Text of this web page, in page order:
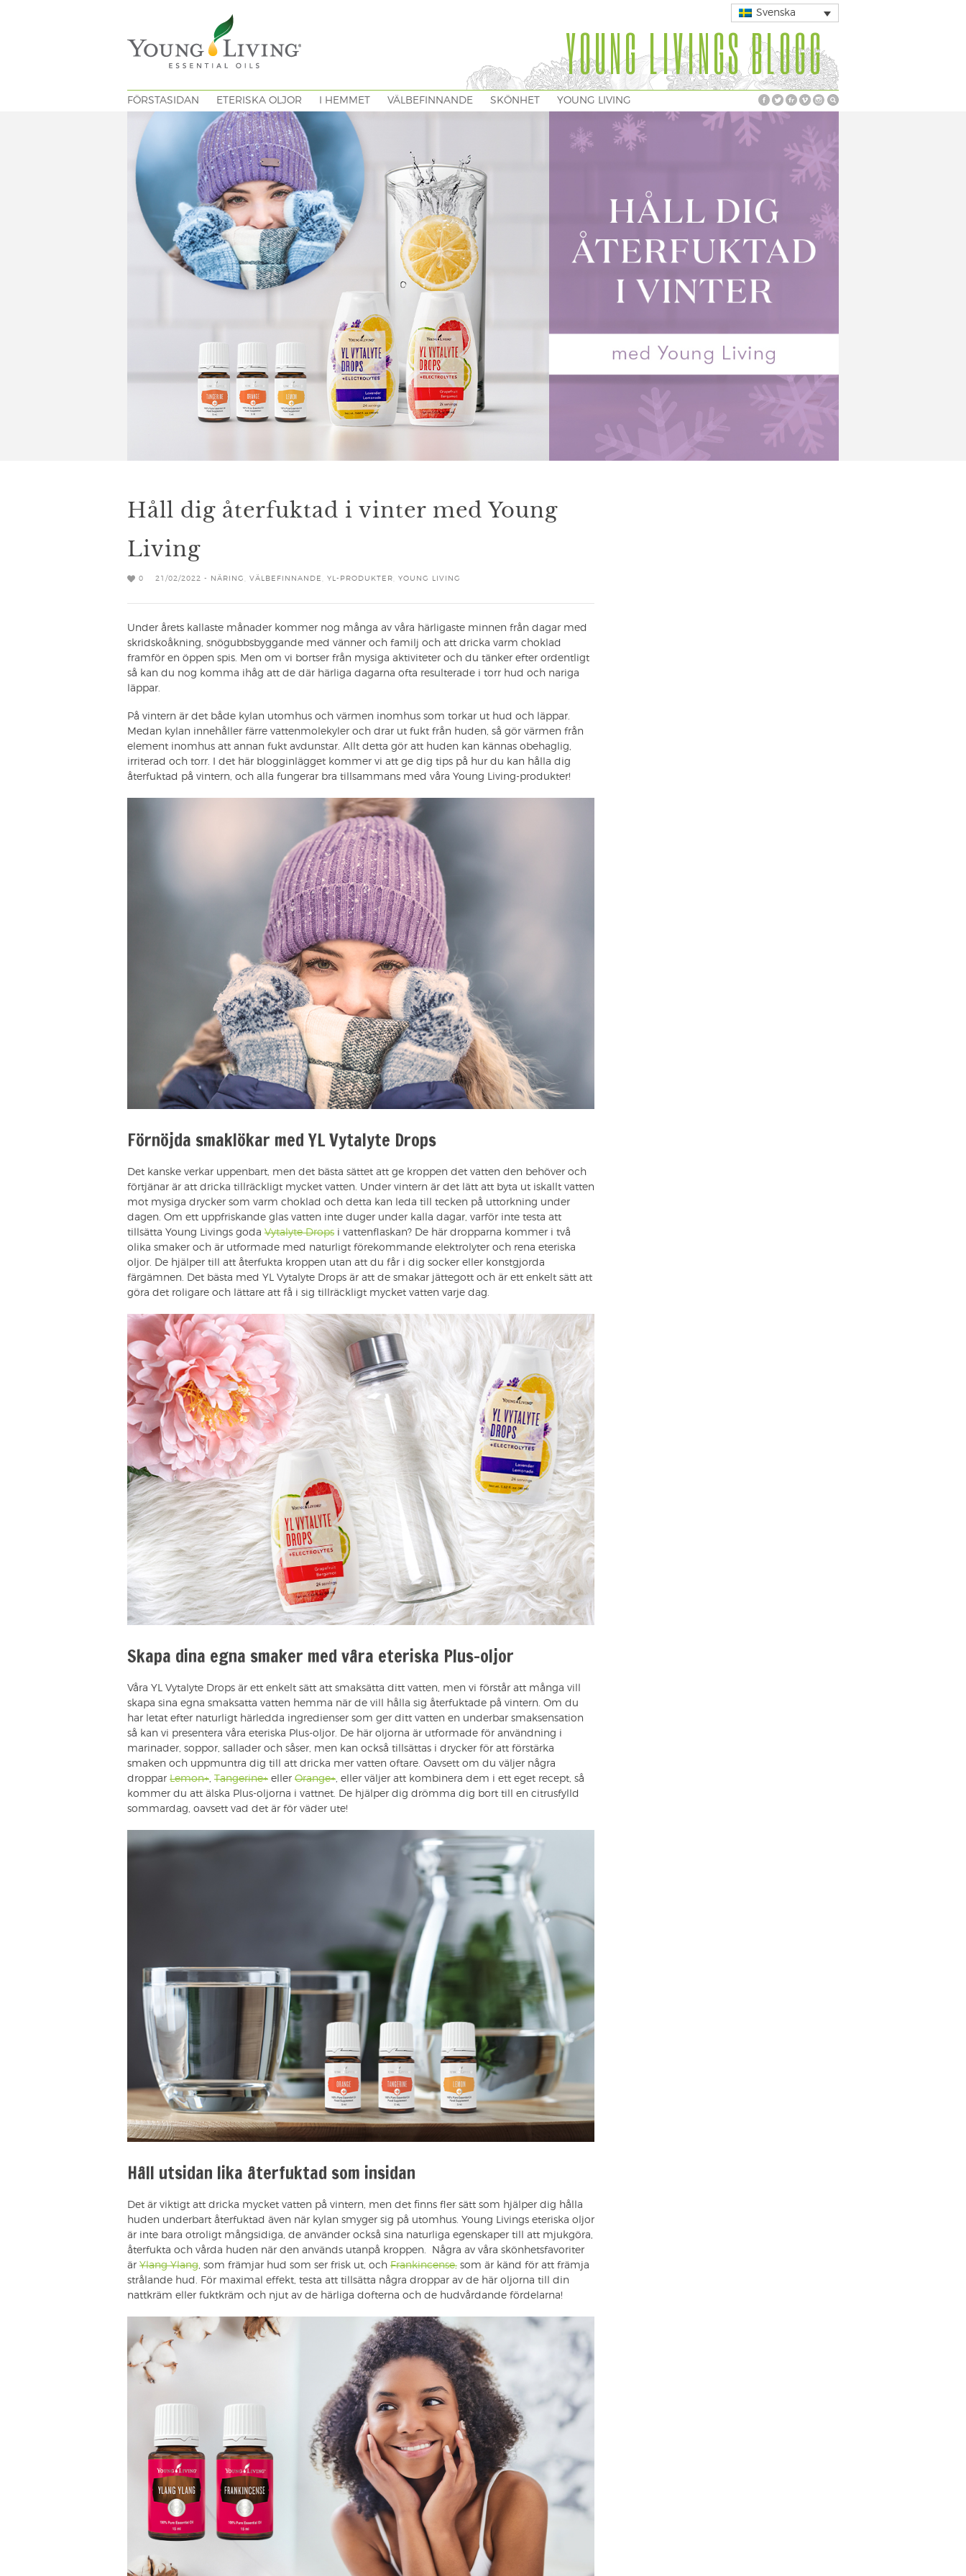
Svenska
YOUNG LIVINGS BLOGG
FÖRSTASIDAN ETERISKA OLJOR I HEMMET VÄLBEFINNANDE SKÖNHET YOUNG LIVING
Håll dig återfuktad i vinter med Young
Living
0 21/02/2022 - NÄRING VÄLBEFINNANDE YL-PRODUKTER YOUNG LIVING
Under årets kallaste månader kommer nog många av våra härligaste minnen från dagar med
skridskoåkning, snögubbsbyggande med vänner och familj och att dricka varm choklad
framför en öppen spis. Men om vi bortser från mysiga aktiviteter och du tänker efter ordentligt
så kan du nog komma ihåg att de där härliga dagarna ofta resulterade i torr hud och nariga
läppar.
På vintern är det både kylan utomhus och värmen inomhus som torkar ut hud och läppar.
Medan kylan innehåller färre vattenmolekyler och drar ut fukt från huden, så gör värmen från
element inomhus att annan fukt avdunstar. Allt detta gör att huden kan kännas obehaglig,
irriterad och torr. I det här blogginlägget kommer vi att ge dig tips på hur du kan hålla dig
återfuktad på vintern, och alla fungerar bra tillsammans med våra Young Living-produkter!
Förnöjda smaklökar med YL Vytalyte Drops
Det kanske verkar uppenbart, men det bästa sättet att ge kroppen det vatten den behöver och
förtjänar är att dricka tillräckligt mycket vatten. Under vintern är det lätt att byta ut iskallt vatten
mot mysiga drycker som varm choklad och detta kan leda till tecken på uttorkning under
dagen. Om ett uppfriskande glas vatten inte duger under kalla dagar, varför inte testa att
tillsätta Young Livings goda Vytalyte Drops i vattenflaskan? De här dropparna kommer i två
olika smaker och är utformade med naturligt förekommande elektrolyter och rena eteriska
oljor. De hjälper till att återfukta kroppen utan att du får i dig socker eller konstgjorda
färgämnen. Det bästa med YL Vytalyte Drops är att de smakar jättegott och är ett enkelt sätt att
göra det roligare och lättare att få i sig tillräckligt mycket vatten varje dag.
Skapa dina egna smaker med våra eteriska Plus-oljor
Våra YL Vytalyte Drops är ett enkelt sätt att smaksätta ditt vatten, men vi förstår att många vill
skapa sina egna smaksatta vatten hemma när de vill hålla sig återfuktade på vintern. Om du
har letat efter naturligt härledda ingredienser som ger ditt vatten en underbar smaksensation
så kan vi presentera våra eteriska Plus-oljor. De här oljorna är utformade för användning i
marinader, soppor, sallader och såser, men kan också tillsättas i drycker för att förstärka
smaken och uppmuntra dig till att dricka mer vatten oftare. Oavsett om du väljer några
droppar Lemon+, Tangerine+ eller Orange+, eller väljer att kombinera dem i ett eget recept, så
kommer du att älska Plus-oljorna i vattnet. De hjälper dig drömma dig bort till en citrusfylld
sommardag, oavsett vad det är för väder ute!
Håll utsidan lika återfuktad som insidan
Det är viktigt att dricka mycket vatten på vintern, men det finns fler sätt som hjälper dig hålla
huden underbart återfuktad även när kylan smyger sig på utomhus. Young Livings eteriska oljor
är inte bara otroligt mångsidiga, de använder också sina naturliga egenskaper till att mjukgöra,
återfukta och vårda huden när den används utanpå kroppen. Några av våra skönhetsfavoriter
är Ylang Ylang , som främjar hud som ser frisk ut, och Frankincense, som är känd för att främja
strålande hud. För maximal effekt, testa att tillsätta några droppar av de här oljorna till din
nattkräm eller fuktkräm och njut av de härliga dofterna och de hudvårdande fördelarna!